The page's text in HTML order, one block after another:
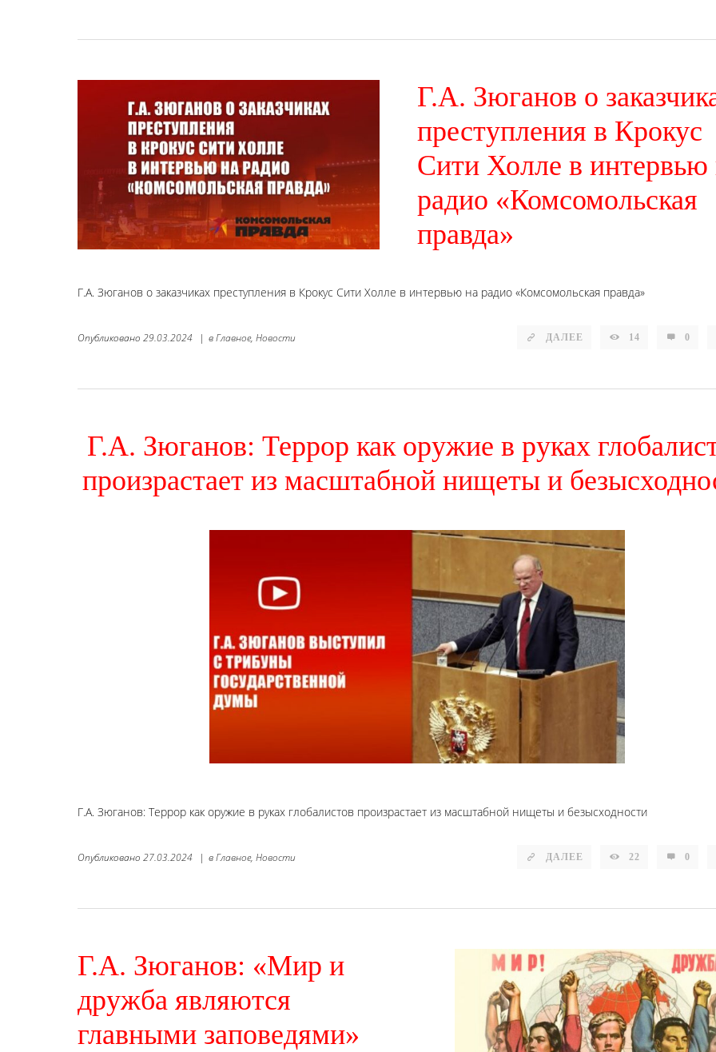
Г.А. Зюганов о
преступления в Крокус
Сити Холле в интервью
радио «Комсомольская
правда»
Г.А. Зюганов о заказчиках преступления в Крокус Сити Холле в интервью на радио «Комсомольская правда»
ДАЛЕЕ 14 0
Опубликовано 29.03.2024 | вГлавное, Новости
Г.А. Зюганов: Террор как оружие в руках
произрастает из масштабной нищеты и
Г.А. Зюганов: Террор как оружие в руках глобалистов произрастает из масштабной нищеты и безысходности
ДАЛЕЕ 22 0
Опубликовано 27.03.2024 | вГлавное, Новости
Г.А. Зюганов: «Мир и
дружба являются
главными заповедями»